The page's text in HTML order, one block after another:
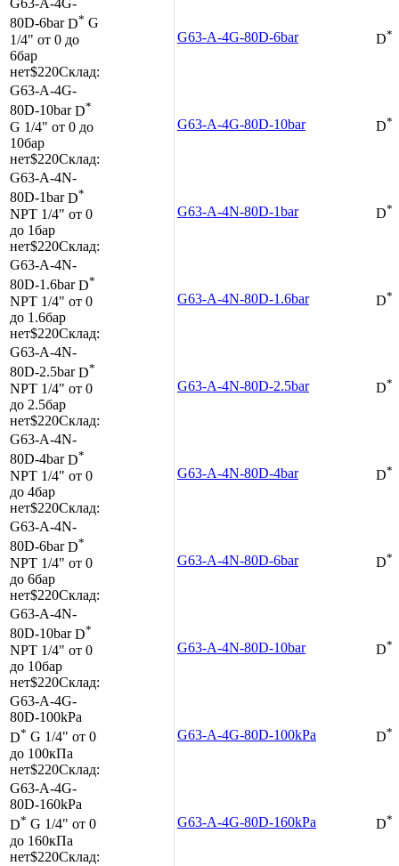
G63-A-4G-
80D-6barD* G
1/4" от 0 до
6бар
нет$220Склад:
G63-A-4G-80D-6bar D*
G63-A-4G-
80D-10barD*
G 1/4" от 0 до
10бар
нет$220Склад:
G63-A-4G-80D-10bar D*
G63-A-4N-
80D-1barD*
NPT 1/4" от 0
до 1бар
нет$220Склад:
G63-A-4N-80D-1bar D*
G63-A-4N-
80D-1.6barD*
NPT 1/4" от 0
до 1.6бар
нет$220Склад:
G63-A-4N-80D-1.6bar D*
G63-A-4N-
80D-2.5barD*
NPT 1/4" от 0
до 2.5бар
нет$220Склад:
G63-A-4N-80D-2.5bar D*
G63-A-4N-
80D-4barD*
NPT 1/4" от 0
до 4бар
нет$220Склад:
G63-A-4N-80D-4bar D*
G63-A-4N-
80D-6barD*
NPT 1/4" от 0
до 6бар
нет$220Склад:
G63-A-4N-80D-6bar D*
G63-A-4N-
80D-10barD*
NPT 1/4" от 0
до 10бар
нет$220Склад:
G63-A-4N-80D-10bar D*
G63-A-4G-
80D-100kPa
D* G 1/4" от 0
до 100кПа
нет$220Склад:
G63-A-4G-80D-100kPa D*
G63-A-4G-
80D-160kPa
D* G 1/4" от 0
до 160кПа
нет$220Склад:
G63-A-4G-80D-160kPa D*